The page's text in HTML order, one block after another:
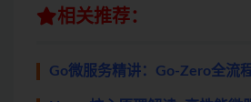
相关推荐：
Go微服务精讲：Go-Zero全流